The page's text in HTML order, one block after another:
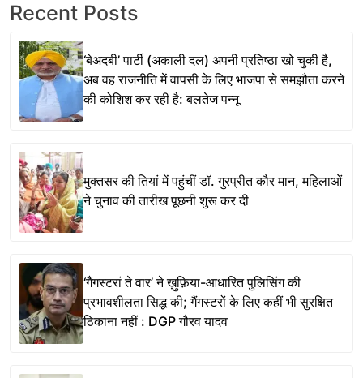
Recent Posts
‘बेअदबी’ पार्टी (अकाली दल) अपनी प्रतिष्ठा खो चुकी है,
अब वह राजनीति में वापसी के लिए भाजपा से समझौता करने
की कोशिश कर रही है: बलतेज पन्नू
मुक्तसर की तियां में पहुंचीं डॉ. गुरप्रीत कौर मान, महिलाओं
ने चुनाव की तारीख पूछनी शुरू कर दी
‘गैंगस्टरां ते वार’ ने ख़ुफ़िया-आधारित पुलिसिंग की
प्रभावशीलता सिद्ध की; गैंगस्टरों के लिए कहीं भी सुरक्षित
ठिकाना नहीं : DGP गौरव यादव